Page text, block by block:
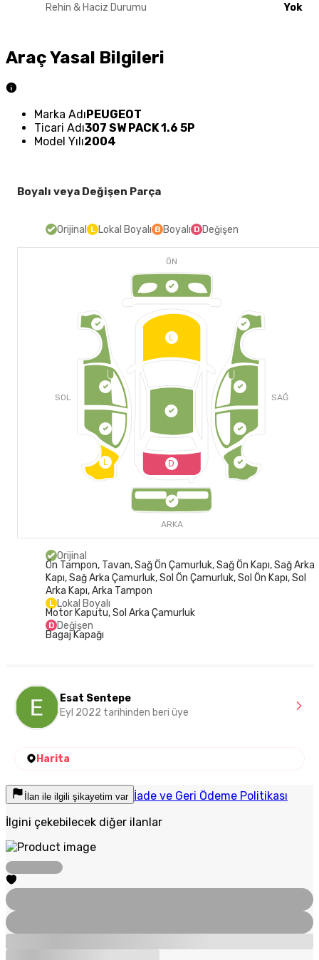
Rehin & Haciz Durumu Yok
Araç Yasal Bilgileri
Marka AdıPEUGEOT
Ticari Adı307 SW PACK 1.6 5P
Model Yılı2004
Boyalı veya Değişen Parça
Orijinal L Lokal Boyalı B Boyalı D Değişen
ÖN
SOL
L
L
D
SAĞ
ARKA
Orijinal
Ön Tampon, Tavan, Sağ Ön Çamurluk, Sağ Ön Kapı, Sağ Arka
Kapı, Sağ Arka Çamurluk, Sol Ön Çamurluk, Sol Ön Kapı, Sol
Arka Kapı, Arka Tampon
L Lokal Boyalı
Motor Kaputu, Sol Arka Çamurluk
D Değişen
Bagaj Kapağı
Esat Sentepe
Eyl 2022 tarihinden beri üye
Harita
İlan ile ilgili şikayetim var İade ve Geri Ödeme Politikası
İlgini çekebilecek diğer ilanlar